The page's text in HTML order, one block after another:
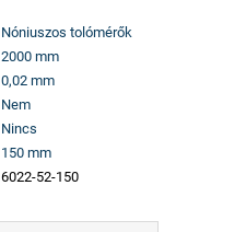
Nóniuszos tolómérők
2000 mm
0,02 mm
Nem
Nincs
150 mm
6022-52-150